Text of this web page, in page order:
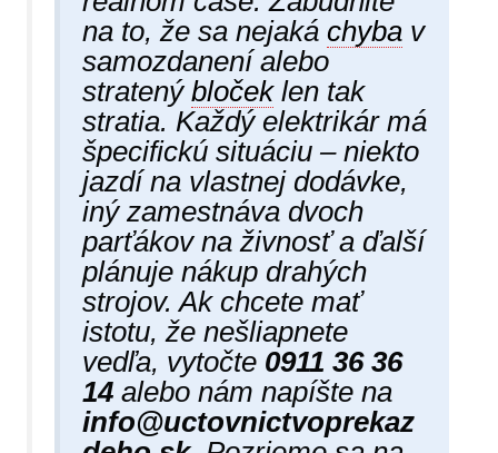
na to, že sa nejaká chyba v
samozdanení alebo
stratený bločeklen tak
stratia. Každý elektrikár má
špecifickú situáciu – niekto
jazdí na vlastnej dodávke,
iný zamestnáva dvoch
parťákov na živnosť a ďalší
plánuje nákup drahých
strojov. Ak chcete mať
istotu, že nešliapnete
vedľa, vytočte 0911 36 36
14 alebo nám napíšte na
info@uctovnictvoprekaz